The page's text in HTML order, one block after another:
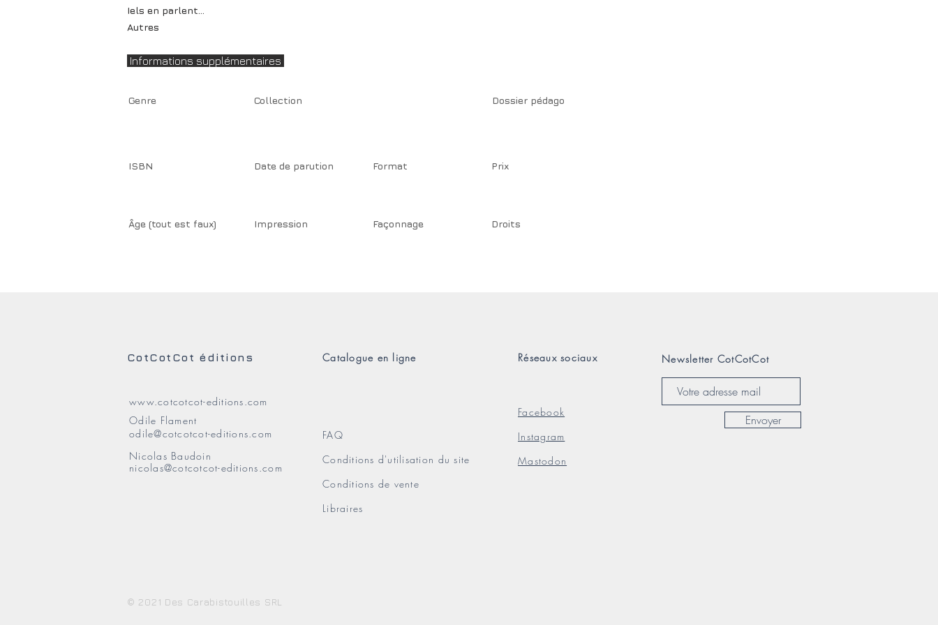
Iels en parlent...
Autres
Informations supplémentaires
Genre Collection Dossier pédago
ISBN Date de parution Format Prix
Âge (tout est faux) Impression Façonnage Droits
CotCotCot éditions Catalogue en ligne
www.cotcotcot-editions.com
Odile Flament
odile@cotcotcot-editions.com
Nicolas Baudoin
nicolas@cotcotcot-editions.com
FAQ
Conditions d'utilisation du site
Conditions de vente
Libraires
Réseaux sociaux
Facebook
Instagram
Mastodon
Newsletter CotCotCot
Envoyer
© 2021 Des Carabistouilles SRL